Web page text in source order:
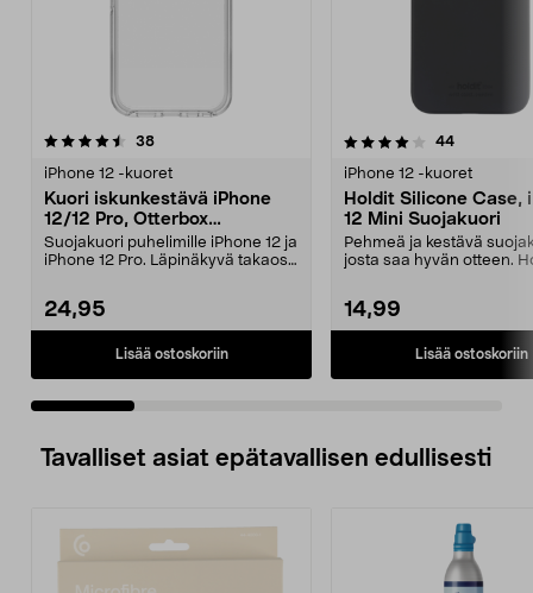
38arvostelut
iPhone 12 -kuoret
Kuori iskunkestävä iPhone
12/12 Pro, Otterbox
Symmetry
Suojakuori puhelimille iPhone 12 ja
iPhone 12 Pro. Läpinäkyvä takaosa
24,95
Lisää ostoskoriin
4.0 viidestä
44arvostelut
iPhone 12 -kuoret
Holdit Silicone Case,
12 Mini Suojakuori
Pehmeä ja kestävä
josta saa hyvän otteen.
14,99
Lisää ostoskoriin
4.5 viidestä
Tavalliset asiat epätavallisen edullisesti